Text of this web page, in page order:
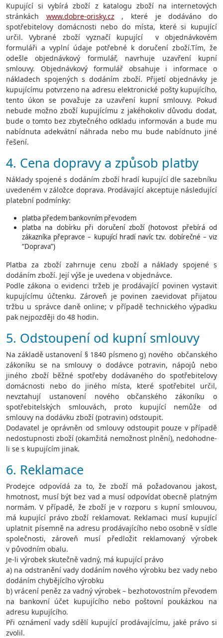
Kupující si vybírá zboží z katalogu zboží na internetových
stránkách www.dobre-orisky.cz , které je dodáváno do
spotřebitelovy domácnosti nebo do místa, které si kupující
určil. Vybrané zboží vyznačí kupující v objednávkovém
formuláři a vyplní údaje potřebné k doručení zboží.Tím, že
odešle objednávkový formulář, navrhuje uzavření kupní
smlouvy. Objednávkový formulář obsahuje i informace o
nákladech spojených s dodáním zboží. Přijetí objednávky je
kupujícímu potvrzeno na adresu elektronické pošty kupujícího,
tento úkon se považuje za uzavření kupní smlouvy. Pokud
nebude možno zboží kupujícímu z jakéhokoliv důvodu dodat,
bude o tomto bez zbytečného odkladu informován a bude mu
nabídnuta adekvátní náhrada nebo mu bude nabídnuto jiné
řešení.
4. Cena dopravy a způsob platby
Náklady spojené s dodáním zboží hradí kupující dle sazebníku
uvedeném v záložce doprava. Prodávající akceptuje následující
platební podmínky:
platba předem bankovním převodem
platba na dobírku při doručení zboží (hotovost přebírá od
zákazníka přepravce – kupující hradí navíc tzv. dobírečné – viz
“Doprava”)
Platba za zboží zahrnuje cenu zboží a náklady spojené s
dodáním zboží. Její výše je uvedena v objednávce.
Podle zákona o evidenci tržeb je prodávající povinen vystavit
kupujícímu účtenku. Zároveň je povinen zaevidovat přijatou
tržbu u správce daně online; v případě technického výpadku
pak nejpozději do 48 hodin.
5. Odstoupení od kupní smlouvy
Na základě ustanovení § 1840 písmeno g) nového občanského
zákoníku se na smlouvy o dodávce potravin, nápojů nebo
jiného zboží běžné spotřeby dodávaného do spotřebitelovy
domácnosti nebo do jiného místa, které spotřebitel určil,
nevztahují ustanovení nového občanského zákoníku o
spotřebitelských smlouvách, proto kupující nemůže od
smlouvy na dodávku zboží (potravin) odstoupit.
Dodavatel je oprávněn od smlouvy odstoupit pouze v případě
nedostupnosti zboží (okamžitá nemožnost plnění), nedohodne-
li se s kupujícím jinak.
6. Reklamace
Prodejce odpovídá za to, že zboží má požadovanou jakost,
hmotnost, musí být bez vad a musí odpovídat obecně platným
normám. V případě, že zboží je v rozporu s kupní smlouvou,
má kupující právo zboží reklamovat. Reklamaci musí kupující
uplatnit písemně na adresu prodávajícího nebo osobně v sídle
společnosti, zároveň musí předložit reklamovaný výrobek
v původním obalu.
Je-li výrobek skutečně vadný, má kupující právo
a) na odstranění vady dodáním nového výrobku bez vady nebo
dodáním chybějícího výrobku
b) vrácení peněz za vadný výrobek – bezhotovostním převodem
na bankovní účet kupujícího nebo poštovní poukázkou na
adresu kupujícího.
Při oznámení vady sdělí kupující prodávajícímu, jaké právo si
zvolil.